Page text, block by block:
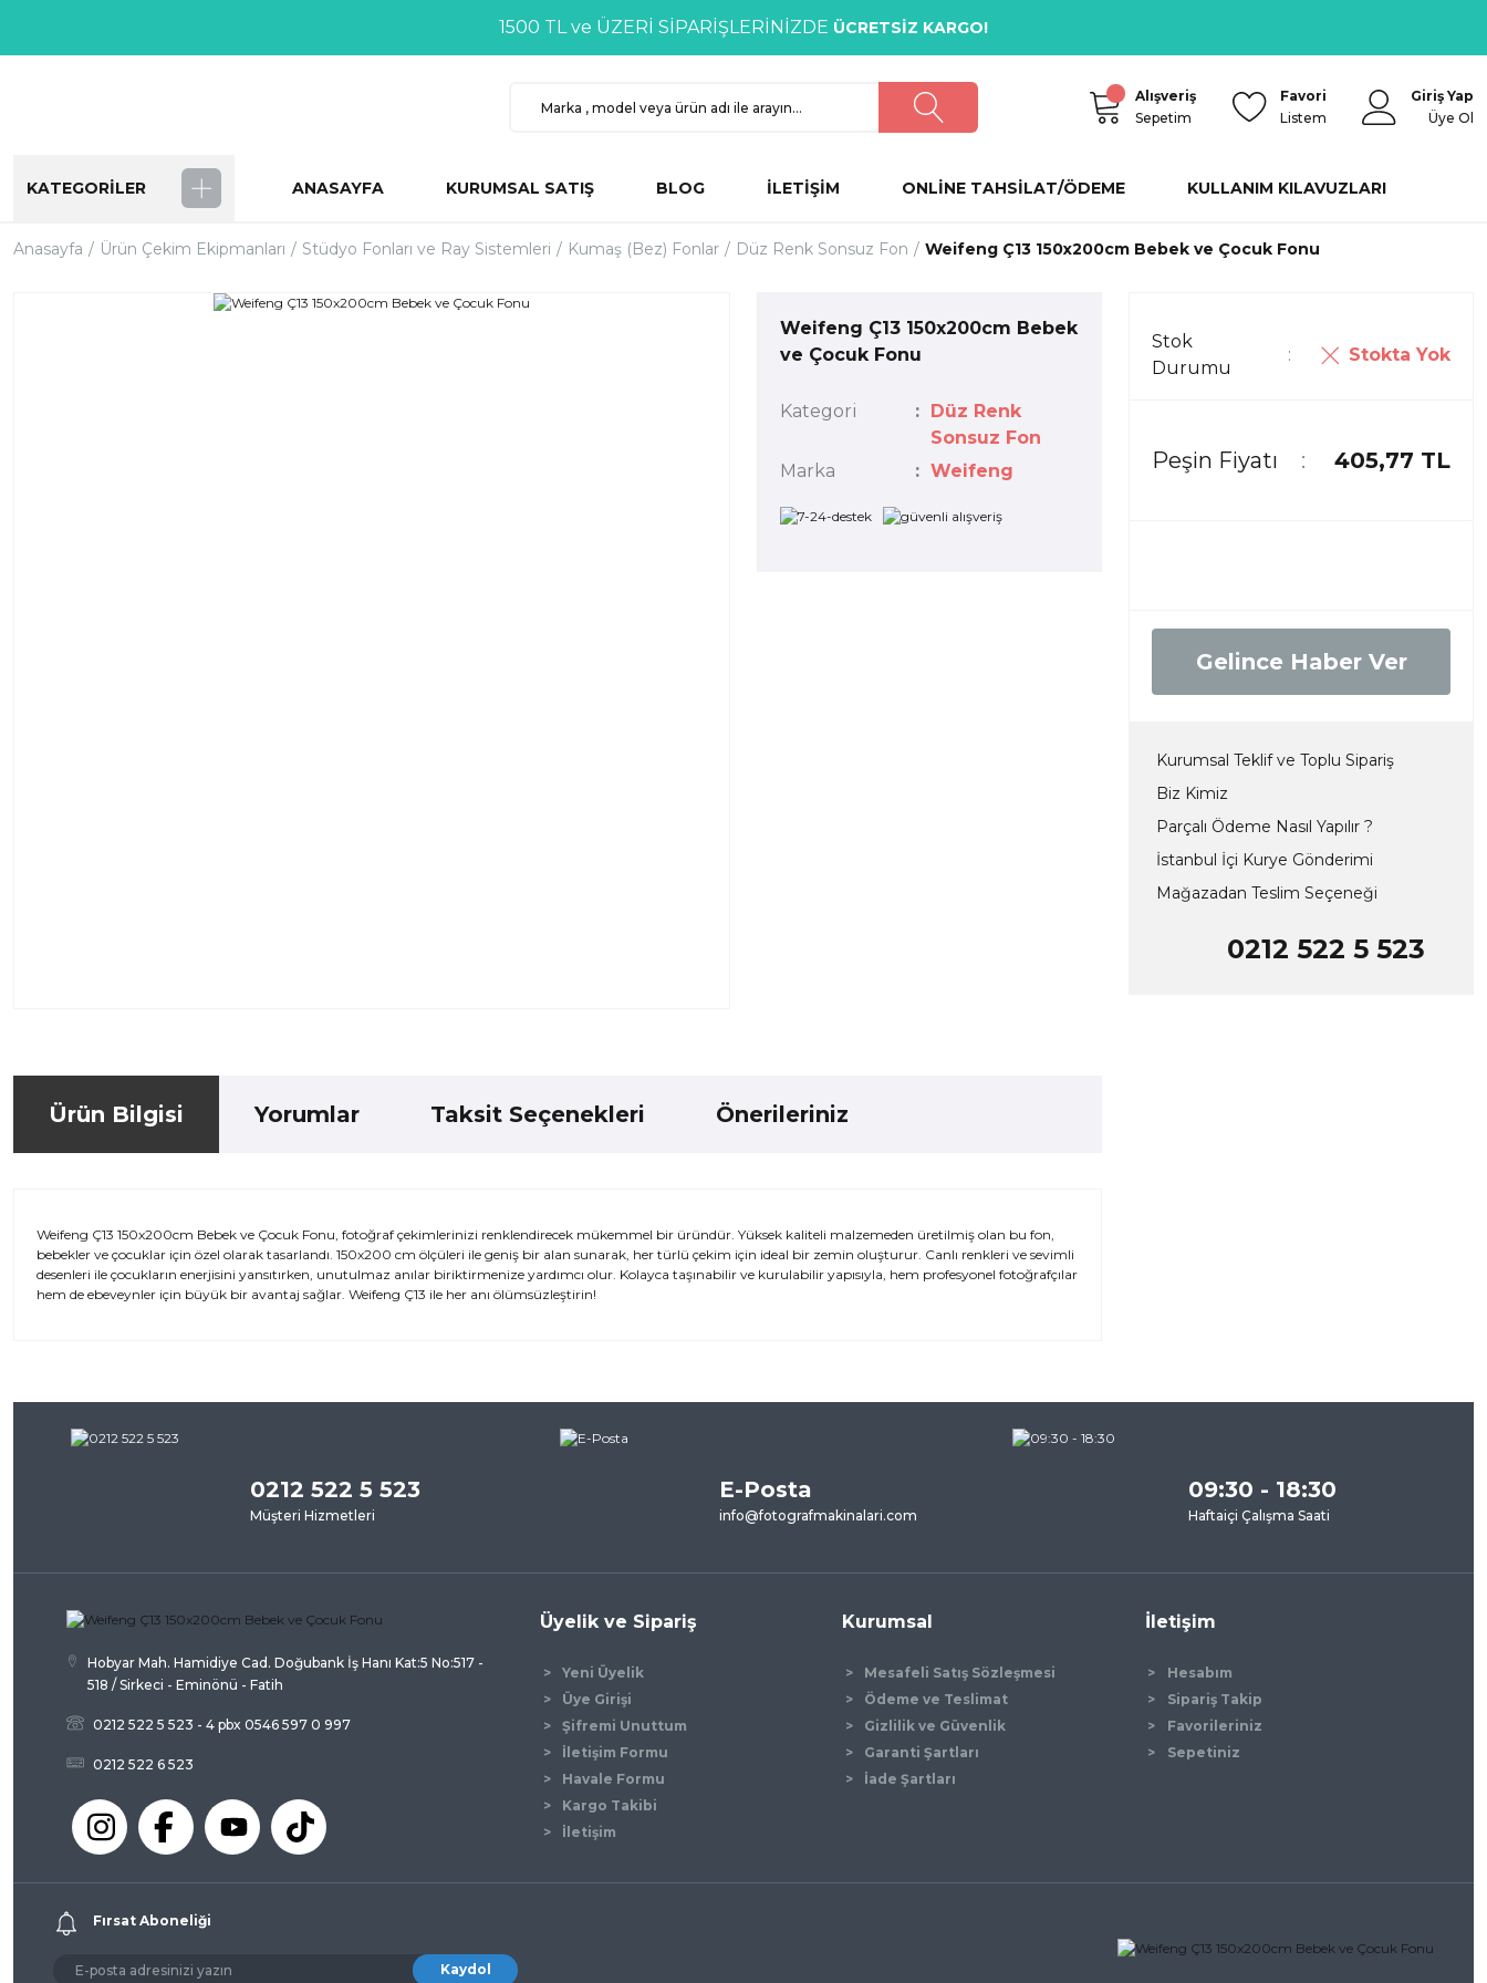
1500 TL ve ÜZERİ SİPARİŞLERİNİZDE ÜCRETSİZ KARGO!
Alışveriş
Sepetim
Favori
Listem
Giriş Yap
Üye Ol
KATEGORİLER ANASAYFA KURUMSAL SATIŞ BLOG İLETİŞİM ONLİNE TAHSİLAT/ÖDEME KULLANIM KILAVUZLARI
Anasayfa Ürün Çekim Ekipmanları Stüdyo Fonları ve Ray Sistemleri Kumaş (Bez) Fonlar Düz Renk Sonsuz Fon Weifeng Ç13 150x200cm Bebek ve Çocuk Fonu
Weifeng Ç13 150x200cm Bebek
ve Çocuk Fonu
Kategori
Düz Renk
Sonsuz Fon
Marka
Weifeng
Stok
Durumu
Stokta Yok
Peşin Fiyatı 405,77 TL
Gelince Haber Ver
Kurumsal Teklif ve Toplu Sipariş
Biz Kimiz
Parçalı Ödeme Nasıl Yapılır ?
İstanbul İçi Kurye Gönderimi
Mağazadan Teslim Seçeneği
0212 522 5 523
Ürün Bilgisi Yorumlar Taksit Seçenekleri Önerileriniz
Weifeng Ç13 150x200cm Bebek ve Çocuk Fonu, fotoğraf çekimlerinizi renklendirecek mükemmel bir üründür. Yüksek kaliteli malzemeden üretilmiş olan bu fon,
bebekler ve çocuklar için özel olarak tasarlandı. 150x200 cm ölçüleri ile geniş bir alan sunarak, her türlü çekim için ideal bir zemin oluşturur. Canlı renkleri ve sevimli
desenleri ile çocukların enerjisini yansıtırken, unutulmaz anılar biriktirmenize yardımcı olur. Kolayca taşınabilir ve kurulabilir yapısıyla, hem profesyonel fotoğrafçılar
hem de ebeveynler için büyük bir avantaj sağlar. Weifeng Ç13 ile her anı ölümsüzleştirin!
Görüş ve önerileriniz için teşekkür ederiz.
Ürün resmi kalitesiz, bozuk veya görüntülenemiyor.
Ürün açıklamasında eksik bilgiler bulunuyor.
Ürün fiyatı diğer sitelerden daha pahalı.
Bu ürüne benzer farklı alternatifler olmalı.
Gönder
0212 522 5 523
Müşteri Hizmetleri
E-Posta
info@fotografmakinalari.com
09:30 - 18:30
Haftaiçi Çalışma Saati
Hobyar Mah. Hamidiye Cad. Doğubank İş Hanı Kat:5 No:517 -
518 / Sirkeci - Eminönü - Fatih
0212 522 5 523 - 4 pbx 0546 597 0 997
0212 522 6 523
Üyelik ve Sipariş
Yeni Üyelik
Üye Girişi
Şifremi Unuttum
İletişim Formu
Havale Formu
Kargo Takibi
İletişim
Kurumsal
Mesafeli Satış Sözleşmesi
Ödeme ve Teslimat
Gizlilik ve Güvenlik
Garanti Şartları
İade Şartları
İletişim
Hesabım
Sipariş Takip
Favorileriniz
Sepetiniz
Fırsat Aboneliği
Kaydol